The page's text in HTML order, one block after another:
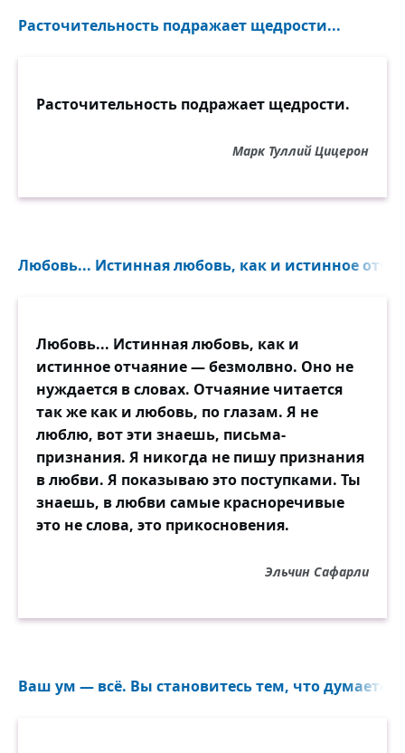
Расточительность подражает щедрости...
Расточительность подражает щедрости.
Марк Туллий Цицерон
Любовь... Истинная любовь, как и истинное
Любовь... Истинная любовь, как и
истинное отчаяние — безмолвно. Оно не
нуждается в словах. Отчаяние читается
так же как и любовь, по глазам. Я не
люблю, вот эти знаешь, письма-
признания. Я никогда не пишу признания
в любви. Я показываю это поступками. Ты
знаешь, в любви самые красноречивые
это не слова, это прикосновения.
Эльчин Сафарли
Ваш ум — всё. Вы становитесь тем, что думаете...